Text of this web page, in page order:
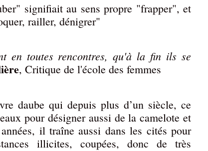
signifiait au sens propre "frapper", et
railler, dénigrer"
en toutes rencontres, qu'à la fin ils se
, Critique de l'école des femmes
daube qui depuis plus d’un siècle, ce
pour désigner aussi de la camelote et
il traîne aussi dans les cités pour
illicites, coupées, donc de très